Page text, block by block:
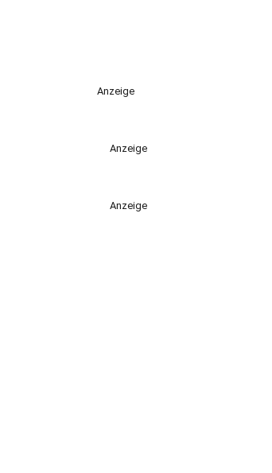
Anzeige
Anzeige
Anzeige